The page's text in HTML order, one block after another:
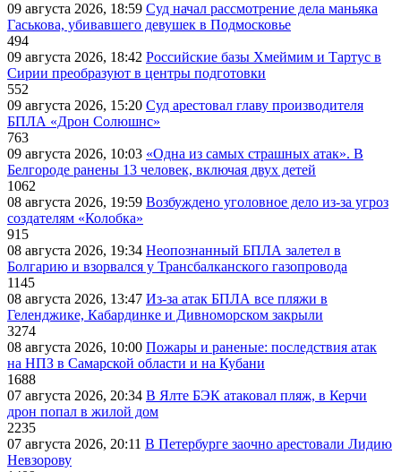
09 августа 2026, 18:59 Суд начал рассмотрение дела маньяка
Гаськова, убивавшего девушек в Подмосковье
494
09 августа 2026, 18:42 Российские базы Хмеймим и Тартус в
Сирии преобразуют в центры подготовки
552
09 августа 2026, 15:20 Суд арестовал главу производителя
БПЛА «Дрон Солюшнс»
763
09 августа 2026, 10:03 «Одна из самых страшных атак». В
Белгороде ранены 13 человек, включая двух детей
1062
08 августа 2026, 19:59 Возбуждено уголовное дело из-за угроз
создателям «Колобка»
915
08 августа 2026, 19:34 Неопознанный БПЛА залетел в
Болгарию и взорвался у Трансбалканского газопровода
1145
08 августа 2026, 13:47 Из-за атак БПЛА все пляжи в
Геленджике, Кабардинке и Дивноморском закрыли
3274
08 августа 2026, 10:00 Пожары и раненые: последствия атак
на НПЗ в Самарской области и на Кубани
1688
07 августа 2026, 20:34 В Ялте БЭК атаковал пляж, в Керчи
дрон попал в жилой дом
2235
07 августа 2026, 20:11 В Петербурге заочно арестовали Лидию
Невзорову